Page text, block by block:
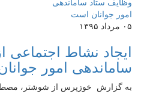
۰۵ مرداد ۱۳۹۵
ایجاد نشاط اجتماعی
ساماندهی امور
به گزارش خوزپرس از شوشتر،